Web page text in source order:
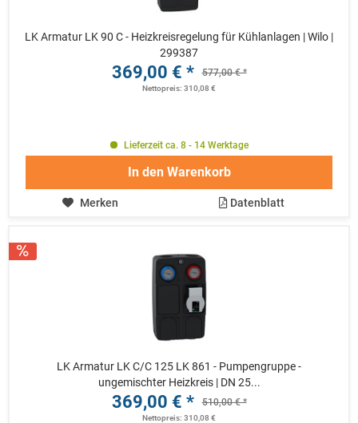
LK Armatur LK 90 C - Heizkreisregelung für Kühlanlagen | Wilo |
299387
369,00 € * 577,00 € *
Nettopreis: 310,08 €
Lieferzeit ca. 8 - 14 Werktage
In den Warenkorb
Merken Datenblatt
LK Armatur LK C/C 125 LK 861 - Pumpengruppe -
ungemischter Heizkreis | DN 25...
369,00 € * 510,00 € *
Nettopreis: 310,08 €